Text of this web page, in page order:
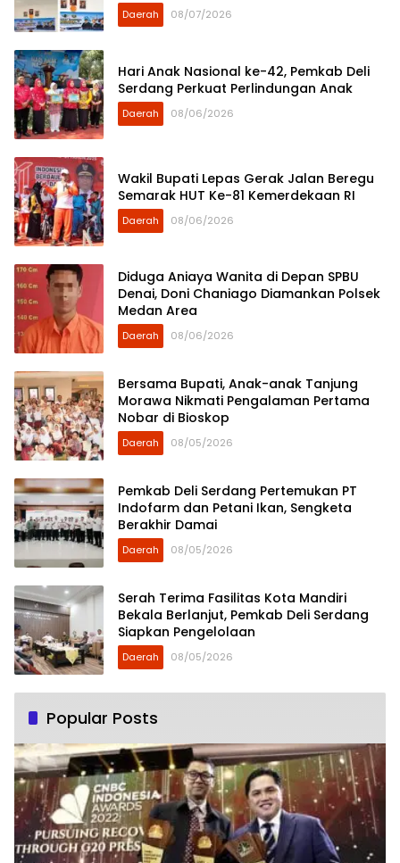
Daerah 08/07/2026
Hari Anak Nasional ke-42, Pemkab Deli
Serdang Perkuat Perlindungan Anak
Daerah 08/06/2026
Wakil Bupati Lepas Gerak Jalan Beregu
Semarak HUT Ke-81 Kemerdekaan RI
Daerah 08/06/2026
Diduga Aniaya Wanita di Depan SPBU
Denai, Doni Chaniago Diamankan Polsek
Medan Area
Daerah 08/06/2026
Bersama Bupati, Anak-anak Tanjung
Morawa Nikmati Pengalaman Pertama
Nobar di Bioskop
Daerah 08/05/2026
Pemkab Deli Serdang Pertemukan PT
Indofarm dan Petani Ikan, Sengketa
Berakhir Damai
Daerah 08/05/2026
Serah Terima Fasilitas Kota Mandiri
Bekala Berlanjut, Pemkab Deli Serdang
Siapkan Pengelolaan
Daerah 08/05/2026
Popular Posts